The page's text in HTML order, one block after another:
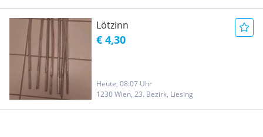
Lötzinn
€ 4,30
Heute, 08:07 Uhr
1230 Wien, 23. Bezirk, Liesing